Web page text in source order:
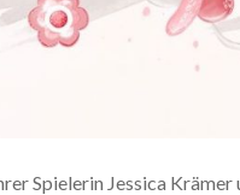
Spielerin Jessica